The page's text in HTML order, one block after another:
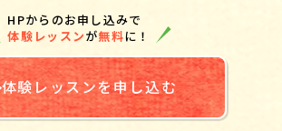
HPからのお申し込みで
体験レッスンが無料に！
体験レッスンを申し込む